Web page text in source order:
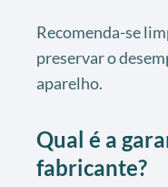
Recomenda-se
preservar o
aparelho.
Qual é a
fabricante?